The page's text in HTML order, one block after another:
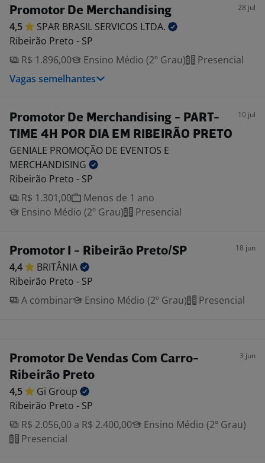
Promotor De Merchandising 28 jul
4,5 SPAR BRASIL SERVICOS LTDA.
Ribeirão Preto - SP
R$ 1.896,00
Ensino Médio (2º Grau)
Presencial
Vagas semelhantes
Promotor De Merchandising - PART-
TIME 4H POR DIA EM RIBEIRÃO PRETO
10 jul
GENIALE PROMOÇÃO DE EVENTOS E
MERCHANDISING
Ribeirão Preto - SP
R$ 1.301,00
Menos de 1 ano
Ensino Médio (2º Grau)
Presencial
Promotor I - Ribeirão Preto/SP 18 jun
4,4
BRITÂNIA
Ribeirão Preto - SP
A combinar
Ensino Médio (2º Grau) Presencial
Promotor De Vendas Com Carro-
Ribeirão Preto
3 jun
4,5 Gi Group
Ribeirão Preto - SP
R$ 2.056,00 a R$ 2.400,00
Ensino Médio (2º Grau)
Presencial